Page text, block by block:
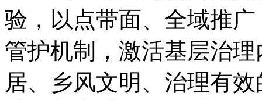
验，以点带面、全域推
管护机制，激活基层治
居、乡风文明、治理有